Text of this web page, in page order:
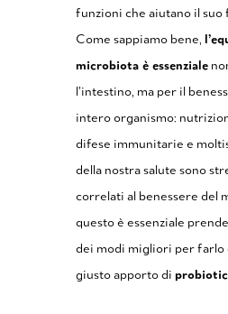
funzioni che aiutano il suo
Come sappiamo bene,
microbiota è essenziale
l’intestino, ma per il
intero organismo:
difese immunitarie e
della nostra salute sono
correlati al benessere del
questo è essenziale
dei modi migliori per farlo
giusto apporto di